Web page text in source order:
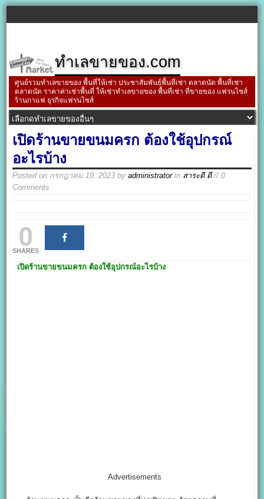
ทำเลขายของ.com
ศูนย์รวมทำเลขายของ พื้นที่ให้เช่า ประชาสัมพันธ์พื้นที่เช่า ตลาดนัด พื้นที่เช่า
ตลาดนัด ราคาค่าเช่าพื้นที่ ให้เช่าทำเลขายของ พื้นที่เช่า ที่ขายของ แฟรนไชส์
ร้านกาแฟ ธุรกิจแฟรนไชส์
เปิดร้านขายขนมครก ต้องใช้อุปกรณ์
อะไรบ้าง
Posted on กรกฎาคม 19, 2023 byadministratorin สาระดี ดี// 0
Comments
0
SHARES
เปิดร้านขายขนมครก ต้องใช้อุปกรณ์อะไรบ้าง
Advertisements